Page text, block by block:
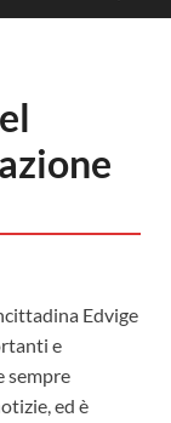
Edvige
e
sempre
ed è